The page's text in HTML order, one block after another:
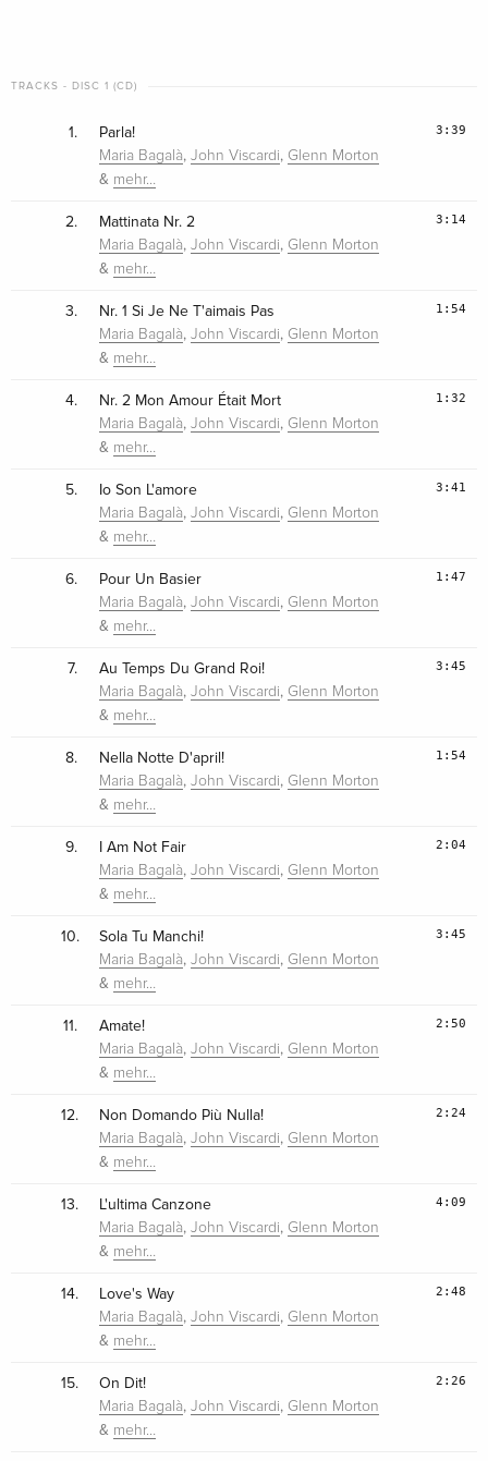
TRACKS - DISC 1 (CD)
1. Parla!
Maria Bagalà,John Viscardi, Glenn Morton
& mehr…
3:39
2. Mattinata Nr. 2
Maria Bagalà,John Viscardi, Glenn Morton
& mehr…
3:14
3. Nr. 1 Si Je Ne T'aimais Pas
Maria Bagalà,John Viscardi, Glenn Morton
& mehr…
1:54
4. Nr. 2 Mon Amour Était Mort
Maria Bagalà,John Viscardi, Glenn Morton
& mehr…
1:32
5. Io Son L'amore
Maria Bagalà,John Viscardi, Glenn Morton
& mehr…
3:41
6. Pour Un Basier
Maria Bagalà,John Viscardi, Glenn Morton
& mehr…
1:47
7. Au Temps Du Grand Roi!
Maria Bagalà,John Viscardi, Glenn Morton
& mehr…
3:45
8. Nella Notte D'april!
Maria Bagalà,John Viscardi, Glenn Morton
& mehr…
1:54
9. I Am Not Fair
Maria Bagalà,John Viscardi, Glenn Morton
& mehr…
2:04
10. Sola Tu Manchi!
Maria Bagalà,John Viscardi, Glenn Morton
& mehr…
3:45
11. Amate!
Maria Bagalà,John Viscardi, Glenn Morton
& mehr…
2:50
12. Non Domando Più Nulla!
Maria Bagalà,John Viscardi, Glenn Morton
& mehr…
2:24
13. L'ultima Canzone
Maria Bagalà,John Viscardi, Glenn Morton
& mehr…
4:09
14. Love's Way
Maria Bagalà,John Viscardi, Glenn Morton
& mehr…
2:48
15. On Dit!
Maria Bagalà,John Viscardi, Glenn Morton
& mehr…
2:26